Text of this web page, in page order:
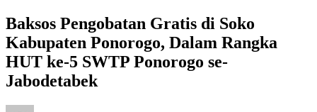
Baksos Pengobatan Gratis di Soko
Kabupaten Ponorogo, Dalam Rangka
HUT ke-5 SWTP Ponorogo se-
Jabodetabek